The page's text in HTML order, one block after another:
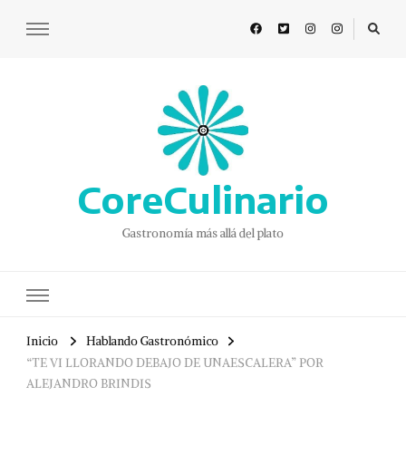
CoreCulinario
Gastronomía más allá del plato
Inicio
Hablando Gastronómico
“TE VI LLORANDO DEBAJO DE UNAESCALERA” POR
ALEJANDRO BRINDIS